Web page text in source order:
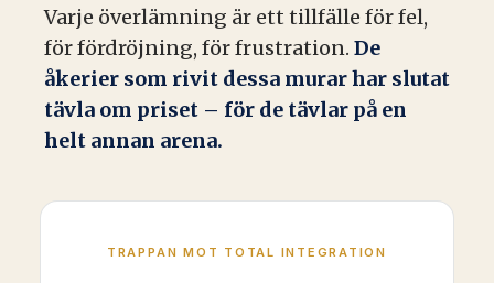
Varje överlämning är ett tillfälle för fel,
för fördröjning, för frustration. De
åkerier som rivit dessa murar har slutat
tävla om priset – för de tävlar på en
helt annan arena.
TRAPPAN MOT TOTAL INTEGRATION